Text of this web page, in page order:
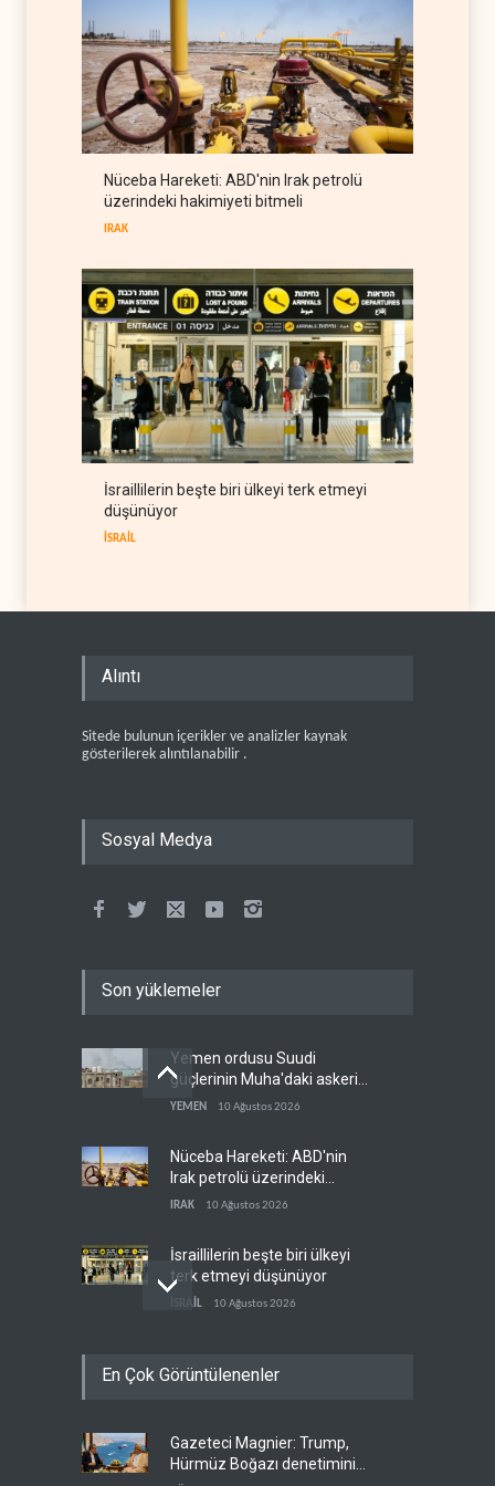
Trump: İran'la görüşmeleri
'yarım ağız' sürdürüyoruz
BATI YARIM KÜRE 09 Ağustos 2026
açılımı
Nüceba Hareketi: ABD'nin Irak petrolü
üzerindeki hakimiyeti bitmeli
IRAK
İsraillilerin beşte biri ülkeyi terk etmeyi
düşünüyor
İSRAİL
Alıntı
Sitede bulunun içerikler ve analizler kaynak
gösterilerek alıntılanabilir .
Sosyal Medya
Son yüklemeler
Yemen ordusu Suudi
güçlerinin Muha'daki askeri
depolarını vurdu
YEMEN 10 Ağustos 2026
Nüceba Hareketi: ABD'nin
Irak petrolü üzerindeki
hakimiyeti bitmeli
IRAK 10 Ağustos 2026
İsraillilerin beşte biri ülkeyi
terk etmeyi düşünüyor
İSRAİL 10 Ağustos 2026
görüşmelerinde yeni tur için
Filistin direnişinin iki
liderinden Aksa Tufanı
En Çok Görüntülenenler
Gazeteci Magnier: Trump,
Hürmüz Boğazı denetimini